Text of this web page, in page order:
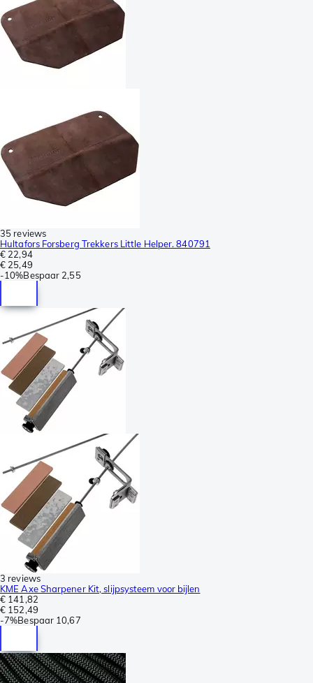
35 reviews
Hultafors Forsberg Trekkers Little Helper. 840791
€ 22,94
€ 25,49
-10%Bespaar 2,55
3 reviews
KME Axe Sharpener Kit, slijpsysteem voor bijlen
€ 141,82
€ 152,49
-7%Bespaar 10,67